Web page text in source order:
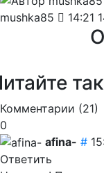
mushka85 14:21
Комментарии (21)
0
afina- #
Ответить